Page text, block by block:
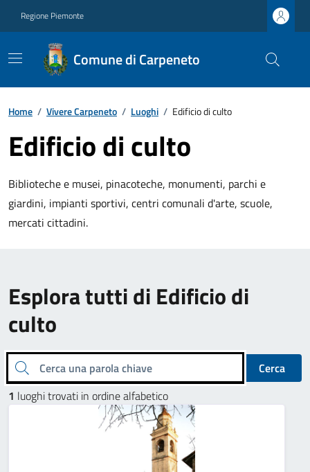
Regione Piemonte
Comune di Carpeneto
Home / Vivere Carpeneto / Luoghi / Edificio di culto
Edificio di culto
Biblioteche e musei, pinacoteche, monumenti, parchi e
giardini, impianti sportivi, centri comunali d'arte, scuole,
mercati cittadini.
Esplora tutti di Edificio di
culto
Cerca una parola chiave
Cerca
1 luoghi trovati in ordine alfabetico